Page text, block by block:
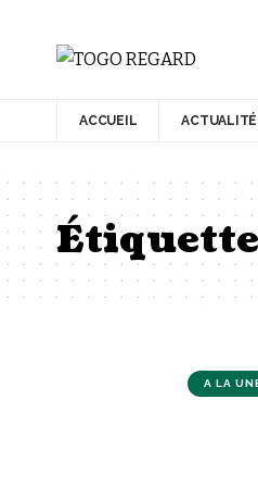
ACCUEIL
A LA